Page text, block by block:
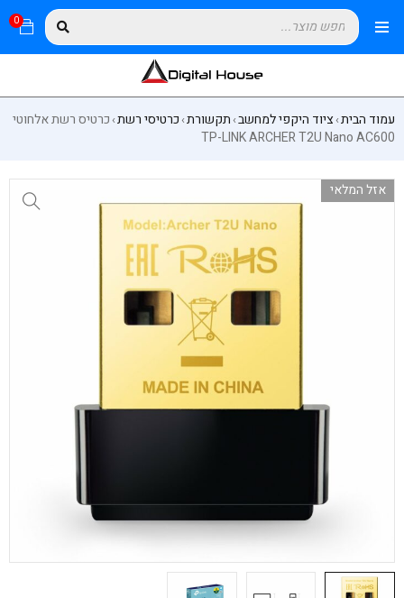
0
עמוד הבית›ציוד היקפי למחשב›תקשורת›כרטיסי רשת›כרטיס רשת אלחוטי
TP-LINK ARCHER T2U Nano AC600
אזל המלאי